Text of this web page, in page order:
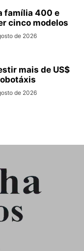
família 400 e
cinco modelos
de 2026
mais de US$
de 2026